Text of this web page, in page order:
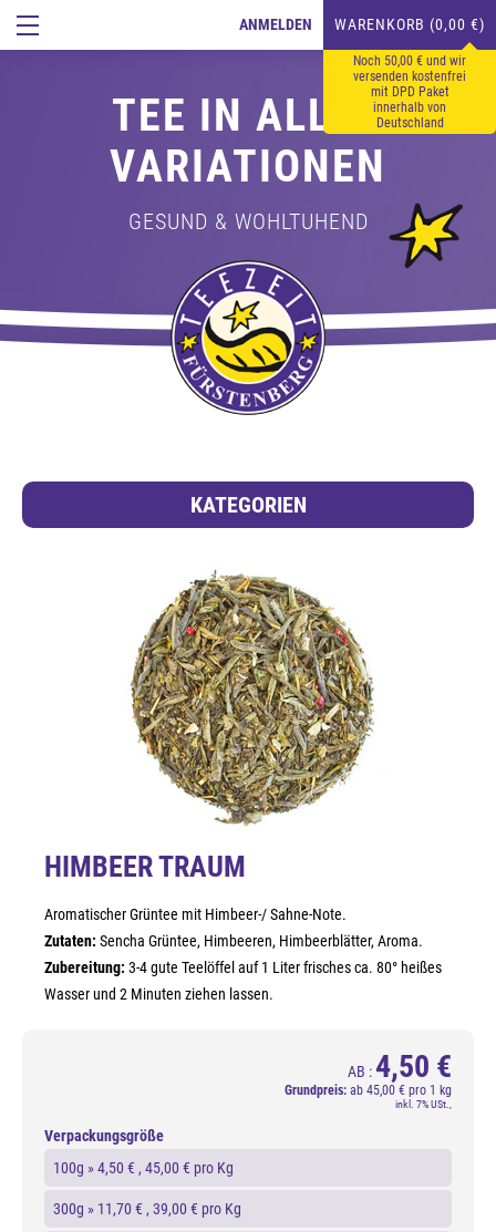
ANMELDEN WARENKORB (0,00 €)
Noch 50,00 € und wir
versenden kostenfrei
mit DPD Paket
innerhalb von
Deutschland
TEE IN ALLEN
VARIATIONEN
GESUND & WOHLTUHEND
KATEGORIEN
HIMBEER TRAUM
Aromatischer Grüntee mit Himbeer-/ Sahne-Note.
Zutaten: Sencha Grüntee, Himbeeren, Himbeerblätter, Aroma.
Zubereitung: 3-4 gute Teelöffel auf 1 Liter frisches ca. 80° heißes
Wasser und 2 Minuten ziehen lassen.
AB : 4,50 €
Grundpreis: ab 45,00 € pro 1 kg
inkl. 7% USt.,
Verpackungsgröße
100g »4,50 € , 45,00 € pro Kg
300g » 11,70 € , 39,00 € pro Kg